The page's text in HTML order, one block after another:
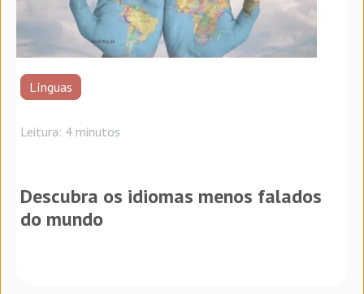
Línguas
Leitura: 4 minutos
Descubra os idiomas menos falados
do mundo